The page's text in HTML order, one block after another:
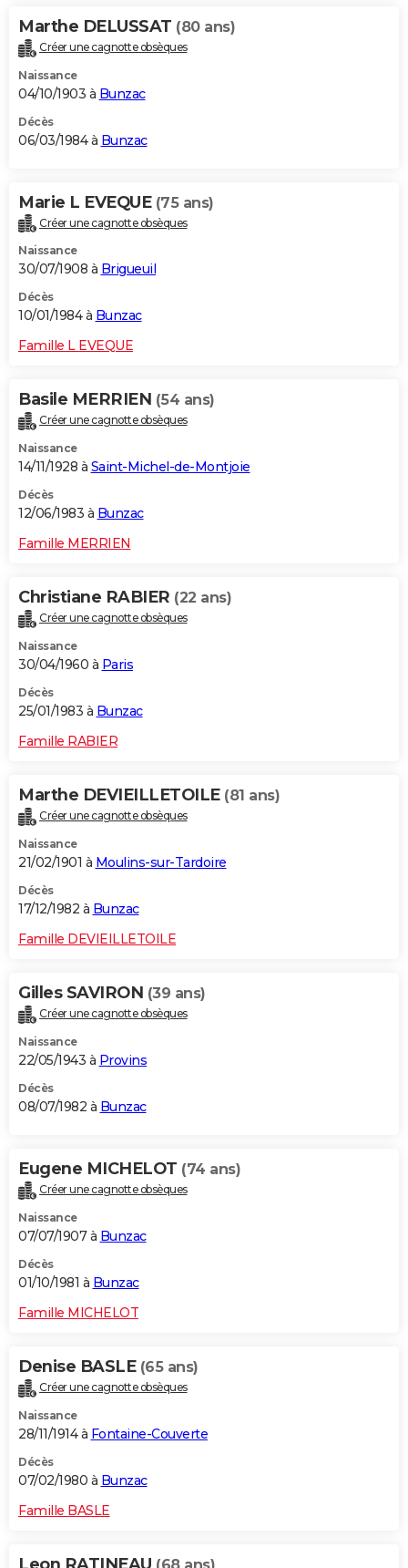
Marthe DELUSSAT (80 ans)
Créer une cagnotte obsèques
Naissance
04/10/1903 à Bunzac
Décès
06/03/1984 à Bunzac
Marie L EVEQUE (75 ans)
Créer une cagnotte obsèques
Naissance
30/07/1908 à Brigueuil
Décès
10/01/1984 à Bunzac
Famille L EVEQUE
Basile MERRIEN (54 ans)
Créer une cagnotte obsèques
Naissance
14/11/1928 à Saint-Michel-de-Montjoie
Décès
12/06/1983 à Bunzac
Famille MERRIEN
Christiane RABIER (22 ans)
Créer une cagnotte obsèques
Naissance
30/04/1960 à Paris
Décès
25/01/1983 à Bunzac
Famille RABIER
Marthe DEVIEILLETOILE (81 ans)
Créer une cagnotte obsèques
Naissance
21/02/1901 à Moulins-sur-Tardoire
Décès
17/12/1982 à Bunzac
Famille DEVIEILLETOILE
Gilles SAVIRON (39 ans)
Créer une cagnotte obsèques
Naissance
22/05/1943 à Provins
Décès
08/07/1982 à Bunzac
Eugene MICHELOT (74 ans)
Créer une cagnotte obsèques
Naissance
07/07/1907 à Bunzac
Décès
01/10/1981 à Bunzac
Famille MICHELOT
Denise BASLE (65 ans)
Créer une cagnotte obsèques
Naissance
28/11/1914 à Fontaine-Couverte
Décès
07/02/1980 à Bunzac
Famille BASLE